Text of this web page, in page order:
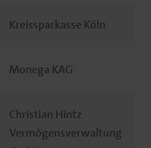
Kreissparkasse Köln
Monega KAG
Christian Hintz
Vermögensverwaltung